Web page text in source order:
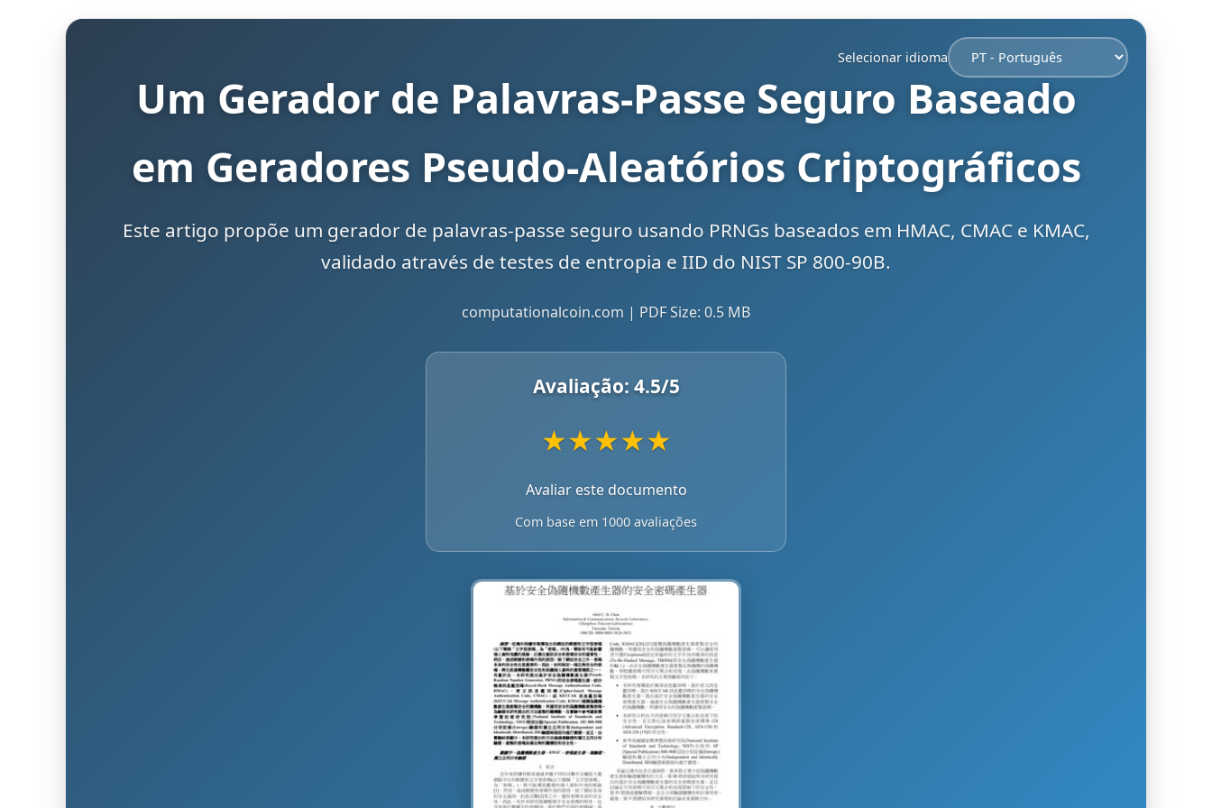
Selecionar idioma
Um Gerador de Palavras-Passe Seguro Baseado
em Geradores Pseudo-Aleatórios Criptográficos
Este artigo propõe um gerador de palavras-passe seguro usando PRNGs baseados em HMAC, CMAC e KMAC,
validado através de testes de entropia e IID do NIST SP 800-90B.
computationalcoin.com | PDF Size: 0.5 MB
Avaliação: 4.5/5
★★★★★
Avaliar este documento
Com base em 1000 avaliações